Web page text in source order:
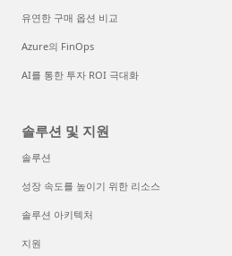
유연한 구매 옵션 비교
Azure의 FinOps
AI를 통한 투자 ROI 극대화
솔루션 및 지원
솔루션
성장 속도를 높이기 위한 리소스
솔루션 아키텍처
지원